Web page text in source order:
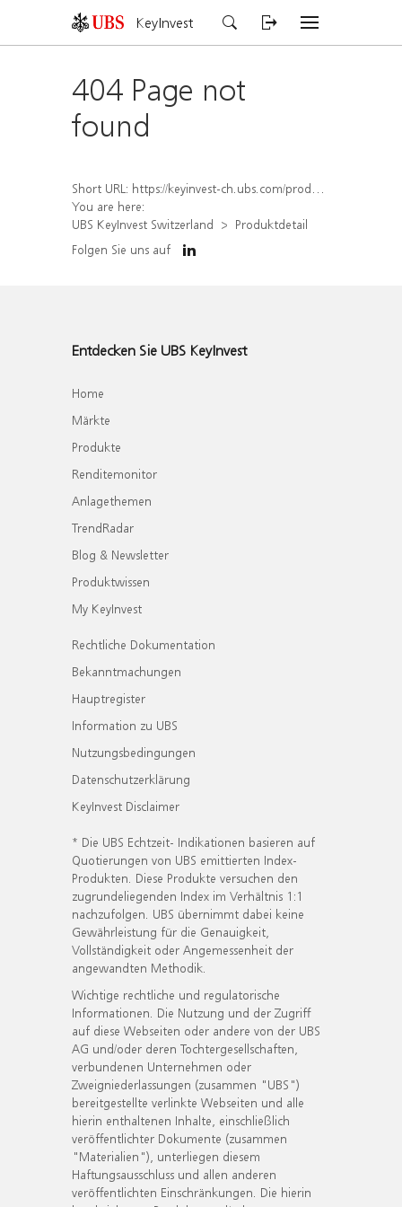
KeyInvest
404 Page not
found
Short URL: https://keyinvest-ch.ubs.com/produkt/detail/index/isin/CH1578836368
You are here:
UBS KeyInvest Switzerland
Produktdetail
Folgen Sie uns auf
Entdecken Sie UBS KeyInvest
Home
Märkte
Produkte
Renditemonitor
Anlagethemen
TrendRadar
Blog & Newsletter
Produktwissen
My KeyInvest
Rechtliche Dokumentation
Bekanntmachungen
Hauptregister
Information zu UBS
Nutzungsbedingungen
Datenschutzerklärung
KeyInvest Disclaimer
* Die UBS Echtzeit- Indikationen basieren auf
Quotierungen von UBS emittierten Index-
Produkten. Diese Produkte versuchen den
zugrundeliegenden Index im Verhältnis 1:1
nachzufolgen. UBS übernimmt dabei keine
Gewährleistung für die Genauigkeit,
Vollständigkeit oder Angemessenheit der
angewandten Methodik.
Wichtige rechtliche und regulatorische
Informationen. Die Nutzung und der Zugriff
auf diese Webseiten oder andere von der UBS
AG und/oder deren Tochtergesellschaften,
verbundenen Unternehmen oder
Zweigniederlassungen (zusammen "UBS")
bereitgestellte verlinkte Webseiten und alle
hierin enthaltenen Inhalte, einschließlich
veröffentlichter Dokumente (zusammen
"Materialien"), unterliegen diesem
Haftungsausschluss und allen anderen
veröffentlichten Einschränkungen. Die hierin